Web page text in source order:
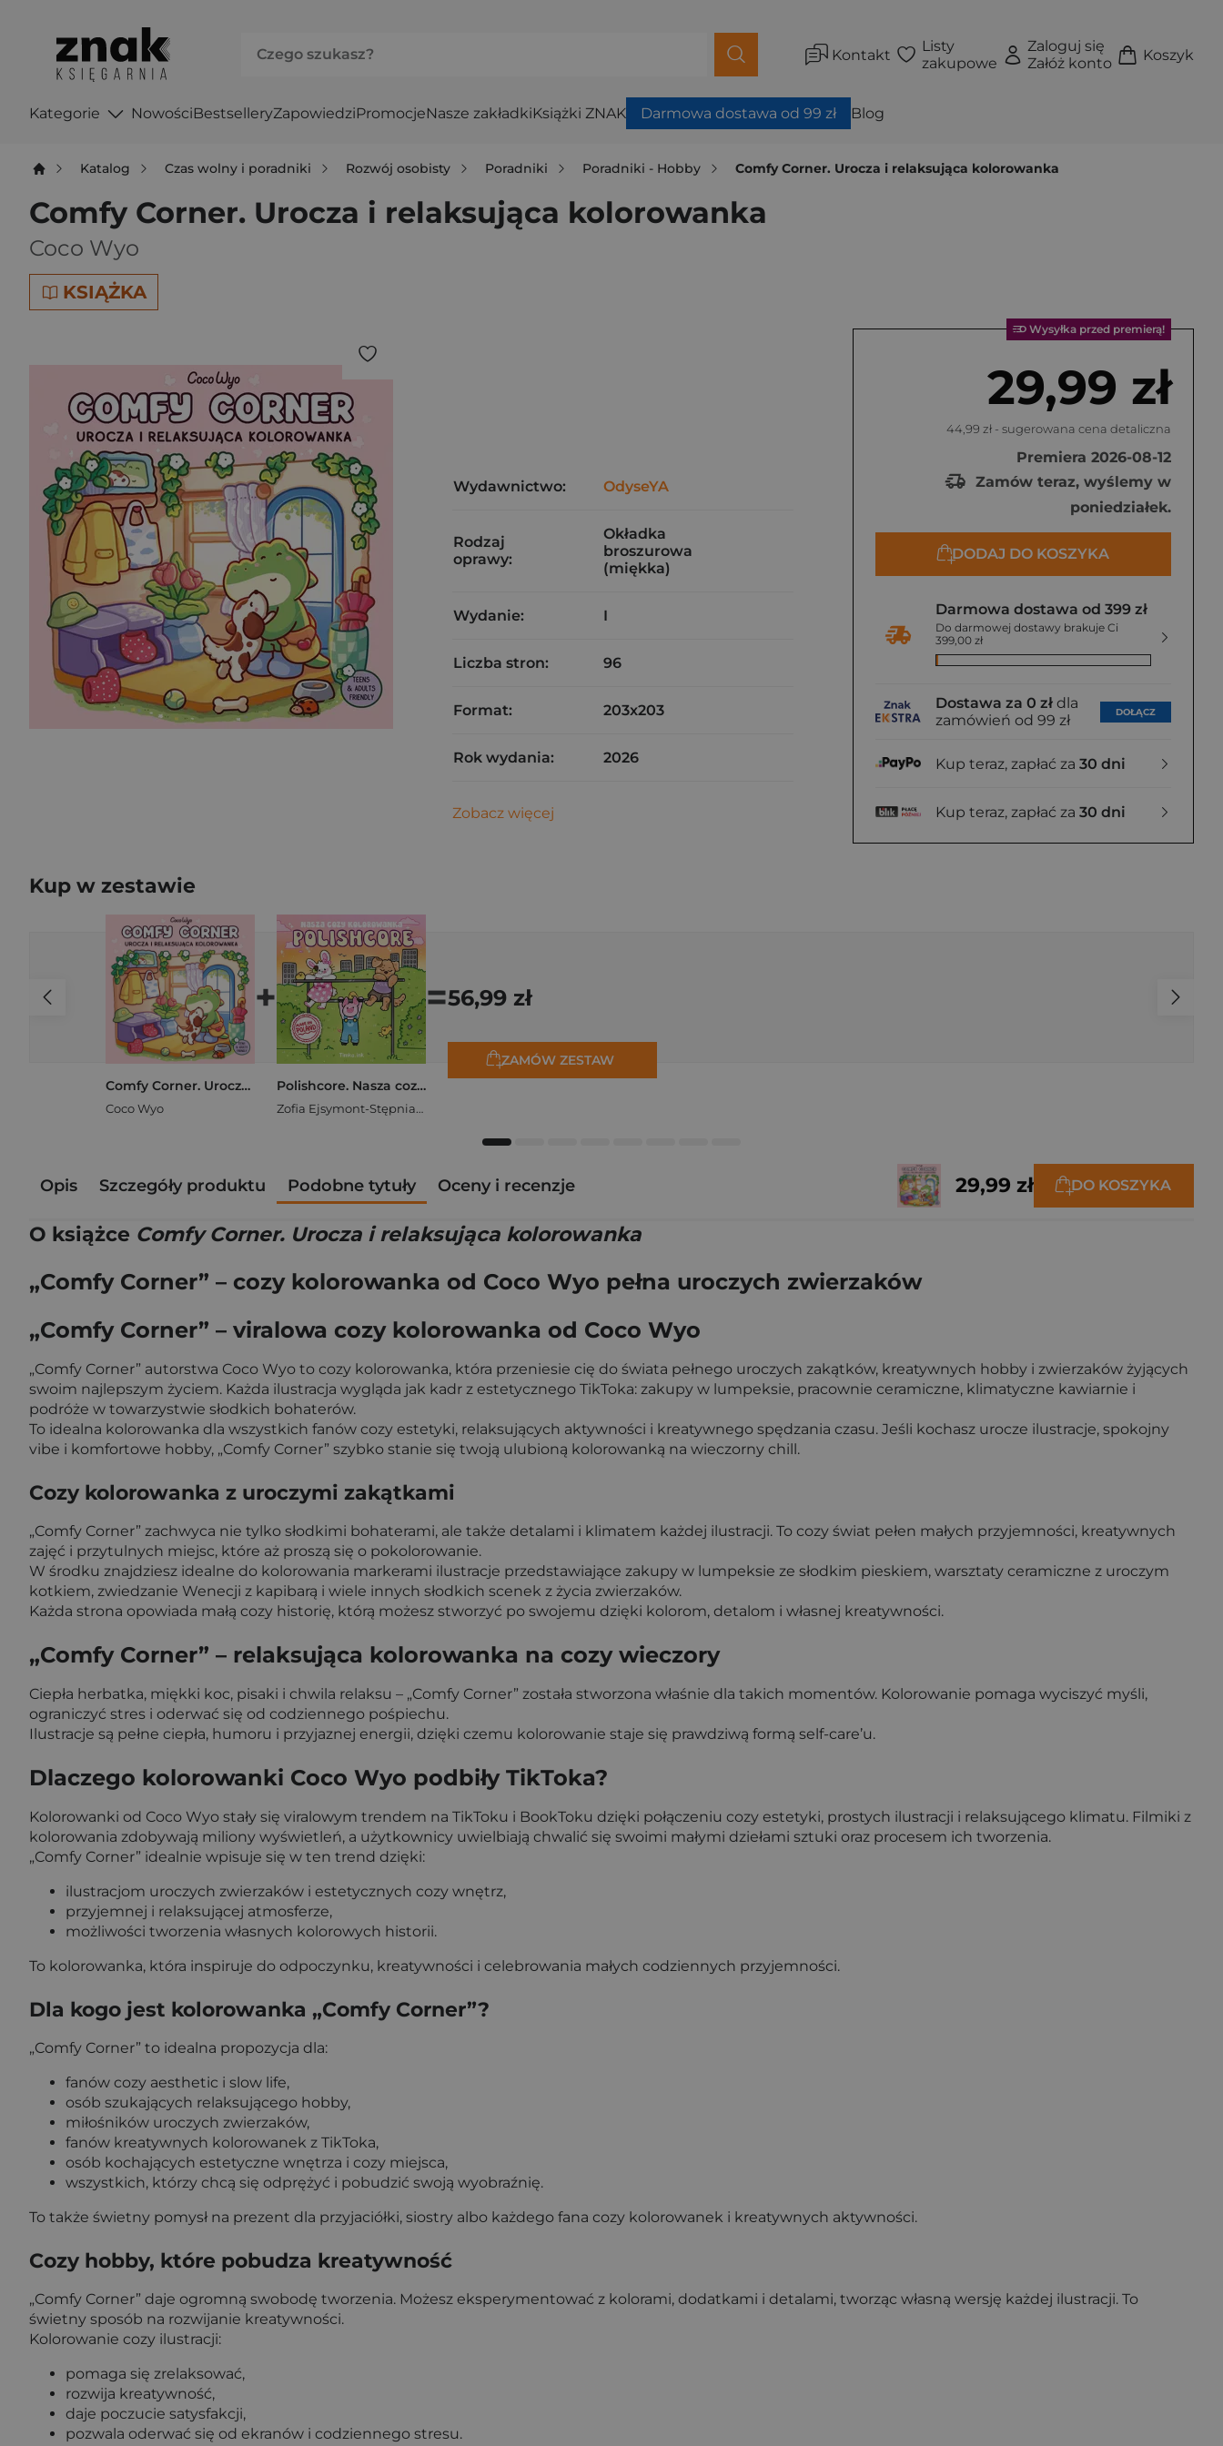
Kontakt
Listy
zakupowe
Zaloguj się
Załóż konto
Koszyk
Kategorie NowościBestselleryZapowiedziPromocjeNasze zakładkiKsiążki ZNAK Darmowa dostawa od 99 zł Blog
Katalog Czas wolny i poradniki Rozwój osobisty Poradniki Poradniki - Hobby Comfy Corner. Urocza i relaksująca kolorowanka
Comfy Corner. Urocza i relaksująca kolorowanka
Coco Wyo
KSIĄŻKA
Wysyłka przed premierą!
29,99 zł
44,99 zł - sugerowana cena detaliczna
Premiera 2026-08-12
Zamów teraz, wyślemy w
poniedziałek.
DODAJ DO KOSZYKA
Darmowa dostawa od 399 zł
Do darmowej dostawy brakuje Ci
399,00 zł
Dostawa za 0 zł dla
zamówień od 99 zł
DOŁĄCZ
Kup teraz, zapłać za 30 dni
Kup teraz, zapłać za 30 dni
Wydawnictwo: OdyseYA
Rodzaj
oprawy:
Okładka
broszurowa
(miękka)
Wydanie: I
Liczba stron: 96
Format: 203x203
Rok wydania: 2026
Zobacz więcej
Kup w zestawie
Comfy Corner. Urocza i relaksująca kolorowanka
Coco Wyo
+
Polishcore. Nasza cozy kolorowanka
Zofia Ejsymont-Stępniak „Timka.ink”
=56,99 zł
ZAMÓW ZESTAW
Opis Szczegóły produktu Podobne tytuły Oceny i recenzje 29,99 zł DO KOSZYKA
O książce Comfy Corner. Urocza i relaksująca kolorowanka
„Comfy Corner” – cozy kolorowanka od Coco Wyo pełna uroczych zwierzaków
„Comfy Corner” – viralowa cozy kolorowanka od Coco Wyo
„Comfy Corner” autorstwa Coco Wyo to cozy kolorowanka, która przeniesie cię do świata pełnego uroczych zakątków, kreatywnych hobby i zwierzaków żyjących
swoim najlepszym życiem. Każda ilustracja wygląda jak kadr z estetycznego TikToka: zakupy w lumpeksie, pracownie ceramiczne, klimatyczne kawiarnie i
podróże w towarzystwie słodkich bohaterów.
To idealna kolorowanka dla wszystkich fanów cozy estetyki, relaksujących aktywności i kreatywnego spędzania czasu. Jeśli kochasz urocze ilustracje, spokojny
vibe i komfortowe hobby, „Comfy Corner” szybko stanie się twoją ulubioną kolorowanką na wieczorny chill.
Cozy kolorowanka z uroczymi zakątkami
„Comfy Corner” zachwyca nie tylko słodkimi bohaterami, ale także detalami i klimatem każdej ilustracji. To cozy świat pełen małych przyjemności, kreatywnych
zajęć i przytulnych miejsc, które aż proszą się o pokolorowanie.
W środku znajdziesz idealne do kolorowania markerami ilustracje przedstawiające zakupy w lumpeksie ze słodkim pieskiem, warsztaty ceramiczne z uroczym
kotkiem, zwiedzanie Wenecji z kapibarą i wiele innych słodkich scenek z życia zwierzaków.
Każda strona opowiada małą cozy historię, którą możesz stworzyć po swojemu dzięki kolorom, detalom i własnej kreatywności.
„Comfy Corner” – relaksująca kolorowanka na cozy wieczory
Ciepła herbatka, miękki koc, pisaki i chwila relaksu – „Comfy Corner” została stworzona właśnie dla takich momentów. Kolorowanie pomaga wyciszyć myśli,
ograniczyć stres i oderwać się od codziennego pośpiechu.
Ilustracje są pełne ciepła, humoru i przyjaznej energii, dzięki czemu kolorowanie staje się prawdziwą formą self-care’u.
Dlaczego kolorowanki Coco Wyo podbiły TikToka?
Kolorowanki od Coco Wyo stały się viralowym trendem na TikToku i BookToku dzięki połączeniu cozy estetyki, prostych ilustracji i relaksującego klimatu. Filmiki z
kolorowania zdobywają miliony wyświetleń, a użytkownicy uwielbiają chwalić się swoimi małymi dziełami sztuki oraz procesem ich tworzenia.
„Comfy Corner” idealnie wpisuje się w ten trend dzięki:
ilustracjom uroczych zwierzaków i estetycznych cozy wnętrz,
przyjemnej i relaksującej atmosferze,
możliwości tworzenia własnych kolorowych historii.
To kolorowanka, która inspiruje do odpoczynku, kreatywności i celebrowania małych codziennych przyjemności.
Dla kogo jest kolorowanka „Comfy Corner”?
„Comfy Corner” to idealna propozycja dla:
fanów cozy aesthetic i slow life,
osób szukających relaksującego hobby,
miłośników uroczych zwierzaków,
fanów kreatywnych kolorowanek z TikToka,
osób kochających estetyczne wnętrza i cozy miejsca,
wszystkich, którzy chcą się odprężyć i pobudzić swoją wyobraźnię.
To także świetny pomysł na prezent dla przyjaciółki, siostry albo każdego fana cozy kolorowanek i kreatywnych aktywności.
Cozy hobby, które pobudza kreatywność
„Comfy Corner” daje ogromną swobodę tworzenia. Możesz eksperymentować z kolorami, dodatkami i detalami, tworząc własną wersję każdej ilustracji. To
świetny sposób na rozwijanie kreatywności.
Kolorowanie cozy ilustracji:
pomaga się zrelaksować,
rozwija kreatywność,
daje poczucie satysfakcji,
pozwala oderwać się od ekranów i codziennego stresu.